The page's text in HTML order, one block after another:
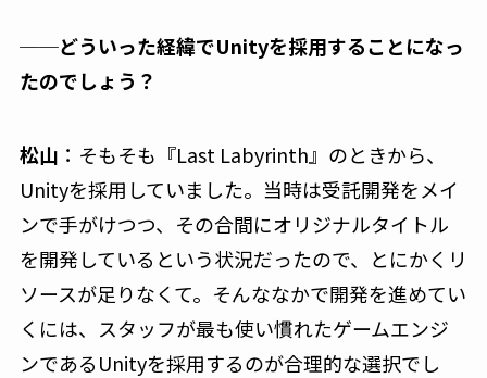
──どういった経緯でUnityを採用することになっ
たのでしょう？
松山 ：そもそも『Last Labyrinth』のときから、
Unityを採用していました。当時は受託開発をメイ
ンで手がけつつ、その合間にオリジナルタイトル
を開発しているという状況だったので、とにかくリ
ソースが足りなくて。そんななかで開発を進めてい
くには、スタッフが最も使い慣れたゲームエンジ
ンであるUnityを採用するのが合理的な選択でし